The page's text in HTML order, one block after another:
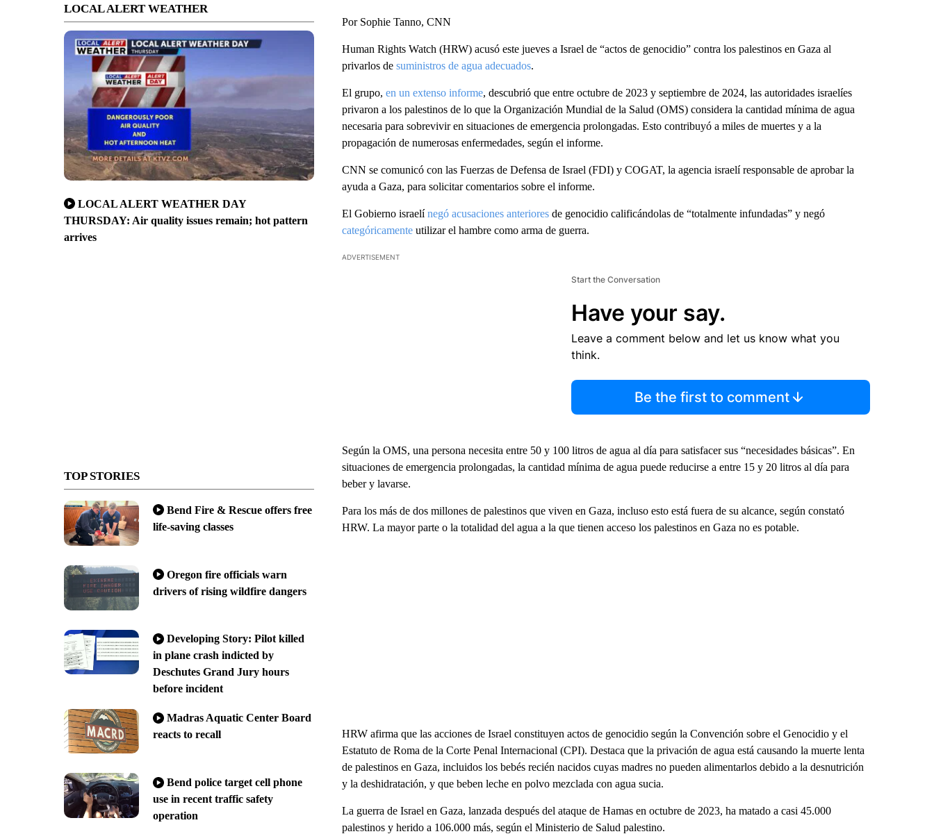
LOCAL ALERT WEATHER
LOCAL ALERT WEATHER DAY
THURSDAY: Air quality issues remain; hot pattern
arrives
TOP STORIES
Bend Fire & Rescue offers free
life-saving classes
Oregon fire officials warn
drivers of rising wildfire dangers
Developing Story: Pilot killed
in plane crash indicted by
Deschutes Grand Jury hours
before incident
Madras Aquatic Center Board
reacts to recall
Bend police target cell phone
use in recent traffic safety
operation
Por Sophie Tanno, CNN
Human Rights Watch (HRW) acusó este jueves a Israel de “actos de genocidio” contra los palestinos en Gaza al
privarlos de suministros de agua adecuados.
El grupo, en un extenso informe, descubrió que entre octubre de 2023 y septiembre de 2024, las autoridades israelíes
privaron a los palestinos de lo que la Organización Mundial de la Salud (OMS) considera la cantidad mínima de agua
necesaria para sobrevivir en situaciones de emergencia prolongadas. Esto contribuyó a miles de muertes y a la
propagación de numerosas enfermedades, según el informe.
CNN se comunicó con las Fuerzas de Defensa de Israel (FDI) y COGAT, la agencia israelí responsable de aprobar la
ayuda a Gaza, para solicitar comentarios sobre el informe.
El Gobierno israelínegó acusaciones anterioresde genocidio calificándolas de “totalmente infundadas” y negó
categóricamenteutilizar el hambre como arma de guerra.
ADVERTISEMENT
Start the Conversation
Have your say.
Leave a comment below and let us know what you
think.
Be the first to comment
Según la OMS, una persona necesita entre 50 y 100 litros de agua al día para satisfacer sus “necesidades básicas”. En
situaciones de emergencia prolongadas, la cantidad mínima de agua puede reducirse a entre 15 y 20 litros al día para
beber y lavarse.
Para los más de dos millones de palestinos que viven en Gaza, incluso esto está fuera de su alcance, según constató
HRW. La mayor parte o la totalidad del agua a la que tienen acceso los palestinos en Gaza no es potable.
HRW afirma que las acciones de Israel constituyen actos de genocidio según la Convención sobre el Genocidio y el
Estatuto de Roma de la Corte Penal Internacional (CPI). Destaca que la privación de agua está causando la muerte lenta
de palestinos en Gaza, incluidos los bebés recién nacidos cuyas madres no pueden alimentarlos debido a la desnutrición
y la deshidratación, y que beben leche en polvo mezclada con agua sucia.
La guerra de Israel en Gaza, lanzada después del ataque de Hamas en octubre de 2023, ha matado a casi 45.000
palestinos y herido a 106.000 más, según el Ministerio de Salud palestino.